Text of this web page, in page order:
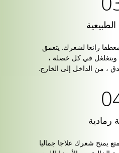
الطبيعية
رائعا لشعرك. يتعمق
ويتغلغل في كل خصلة ،
، من الداخل إلى الخارج.
رمادية
يمنح شعرك علاجا جماليا